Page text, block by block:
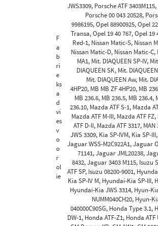
F
a
b
ri
e
ks
a
d
vi
es
v
o
o
r
ol
ie
JWS3309, Porsche ATF
Porsche 00 043 20528,
9986195, Opel 88900925, Opel
Transa, Opel 19 40 767, Opel 19
Red-1, Nissan Matic-S, Nissan
Nissan Matic-D, Nissan Matic-C,
MA1, Mit. DIAQUEEN SP-IV,
DIAQUEEN SK, Mit.
Mit. DIAQUEEN Aw, Mit.
4HP20, MB MB ZF 4HP20, MB
MB 236.6, MB 236.5, MB 236.4,
236.10, Mazda ATF S-1, Mazda
Mazda ATF M-III, Mazda ATF
ATF D-II, Mazda ATF 3317,
JWS 3309, Kia SP-IVM, Kia SP-
Jaguar WSS-M2C922A1, Jaguar
71141, Jaguar JML20238,
8432, Jaguar 3403 M115, Isuzu
ATF SP, Isuzu 08200-9001,
Kia SP-IV M, Hyundai-Kia SP-III,
Hyundai-Kia JWS 3314, Hyun-
NUMM040CH20, Hyun-
040000C90SG, Honda Type 3.1,
DW-1, Honda ATF-Z1, Honda